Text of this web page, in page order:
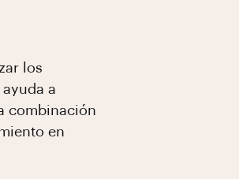
los
a
combinación
en